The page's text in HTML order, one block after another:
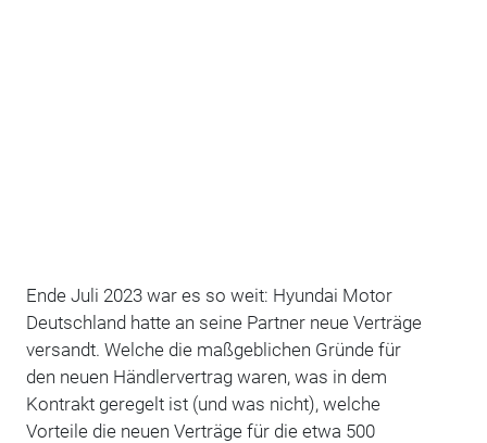
Ende Juli 2023 war es so weit: Hyundai Motor
Deutschland hatte an seine Partner neue Verträge
versandt. Welche die maßgeblichen Gründe für
den neuen Händlervertrag waren, was in dem
Kontrakt geregelt ist (und was nicht), welche
Vorteile die neuen Verträge für die etwa 500